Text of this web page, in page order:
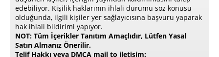
edebiliyor. Kişilik haklarının ihlali durumu söz konusu
olduğunda, ilgili kişiler yer sağlayıcısına başvuru yaparak
hak ihlali bildirimi yapıyor.
NOT: Tüm İçerikler Tanıtım Amaçlıdır, Lütfen Yasal
Satın Almanız Önerilir.
Telif Hakkı veya DMCA mail to iletişim: